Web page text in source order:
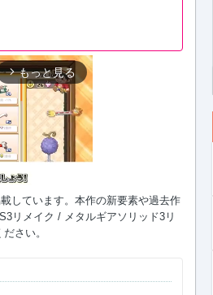
arrow_forward_ios もっと見る
しています。本作の新要素や過去作
リメイク / メタルギアソリッド3リ
さい。